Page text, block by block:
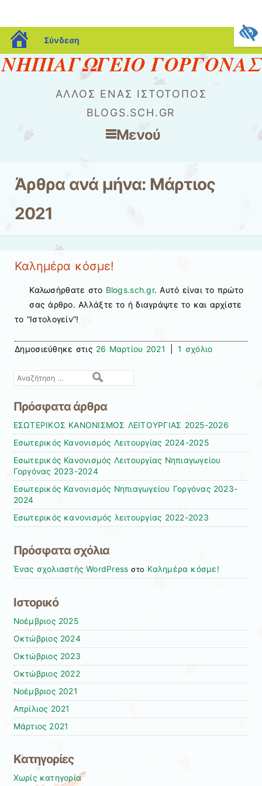
blogs.sch.gr
Σύνδεση
ΝΗΠΙΑΓΩΓΕΙΟ ΓΟΡΓΟΝΑΣ
ΆΛΛΟΣ ΈΝΑΣ ΙΣΤΌΤΟΠΟΣ
BLOGS.SCH.GR
Μενού
Άρθρα ανά μήνα: Μάρτιος
2021
Καλημέρα κόσμε!
Καλωσήρθατε στο Blogs.sch.gr. Αυτό είναι το πρώτο
σας άρθρο. Αλλάξτε το ή διαγράψτε το και αρχίστε
το “Ιστολογείν”!
Δημοσιεύθηκε στις 26 Μαρτίου 2021 1 σχόλιο
Αναζήτηση
Πρόσφατα άρθρα
ΕΣΩΤΕΡΙΚΟΣ ΚΑΝΟΝΙΣΜΟΣ ΛΕΙΤΟΥΡΓΙΑΣ 2025-2026
Εσωτερικός Κανονισμός Λειτουργίας 2024-2025
Εσωτερικός Κανονισμός Λειτουργίας Νηπιαγωγείου
Γοργόνας 2023-2024
Εσωτερικός Κανονισμός Νηπιαγωγείου Γοργόνας 2023-
2024
Εσωτερικός κανονισμός λειτουργίας 2022-2023
Πρόσφατα σχόλια
Ένας σχολιαστής WordPress στο Καλημέρα κόσμε!
Ιστορικό
Νοέμβριος 2025
Οκτώβριος 2024
Οκτώβριος 2023
Οκτώβριος 2022
Νοέμβριος 2021
Απρίλιος 2021
Μάρτιος 2021
Kατηγορίες
Χωρίς κατηγορία